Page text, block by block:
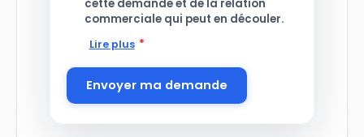
cette demande et de la relation
commerciale qui peut en découler.
Lire plus *
Envoyer ma demande